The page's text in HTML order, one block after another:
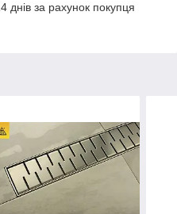
за рахунок покупця